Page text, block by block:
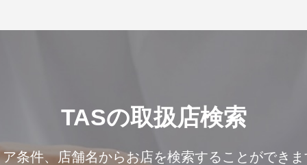
TASの取扱店検索
条件、店舗名からお店を検索することができ